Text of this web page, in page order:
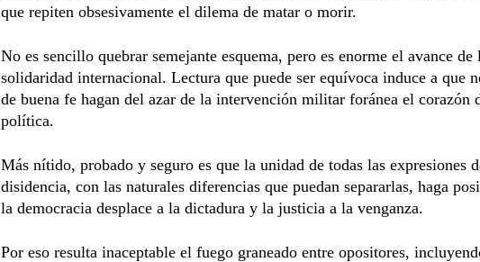
que repiten obsesivamente el dilema de matar o morir.
No es sencillo quebrar semejante esquema, pero es enorme el avance de
solidaridad internacional. Lectura que puede ser equívoca induce a que
de buena fe hagan del azar de la intervención militar foránea el corazón
política.
Más nítido, probado y seguro es que la unidad de todas las expresiones
disidencia, con las naturales diferencias que puedan separarlas, haga
la democracia desplace a la dictadura y la justicia a la venganza.
Por eso resulta inaceptable el fuego graneado entre opositores,